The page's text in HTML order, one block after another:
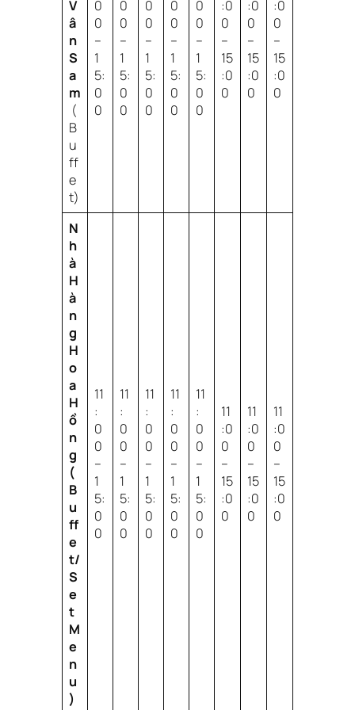
V
â
n
S
a
m
(
B
u
ff
e
t)
0
0
–
1
5:
0
0
0
0
–
1
5:
0
0
0
0
–
1
5:
0
0
0
0
–
1
5:
0
0
0
0
–
1
5:
0
0
:0
0
–
15
:0
0
:0
0
–
15
:0
0
:0
0
–
15
:0
0
N
h
à
H
à
n
g
H
o
a
H
ồ
n
g
(
B
u
ff
e
t/
S
e
t
M
e
n
u
)
11
:
0
0
–
1
5:
0
0
11
:
0
0
–
1
5:
0
0
11
:
0
0
–
1
5:
0
0
11
:
0
0
–
1
5:
0
0
11
:
0
0
–
1
5:
0
0
11
:0
0
–
15
:0
0
11
:0
0
–
15
:0
0
11
:0
0
–
15
:0
0